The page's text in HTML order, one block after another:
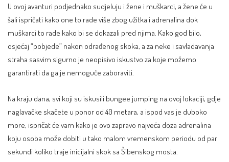
U ovoj avanturi podjednako sudjeluju i žene i muškarci, a žene će u
šali ispričati kako one to rade više zbog užitka i adrenalina dok
muškarci to rade kako bi se dokazali pred njima. Kako god bilo,
osjećaj “pobjede” nakon odrađenog skoka, a za neke i savladavanja
straha sasvim sigurno je neopisivo iskustvo za koje možemo
garantirati da ga je nemoguće zaboraviti.
Na kraju dana, svi koji su iskusili bungee jumping na ovoj lokaciji, gdje
naglavačke skačete u ponor od 40 metara, a ispod vas je duboko
more, ispričat će vam kako je ovo zapravo najveća doza adrenalina
koju osoba može dobiti u tako malom vremenskom periodu od par
sekundi koliko traje inicijalni skok sa Šibenskog mosta.